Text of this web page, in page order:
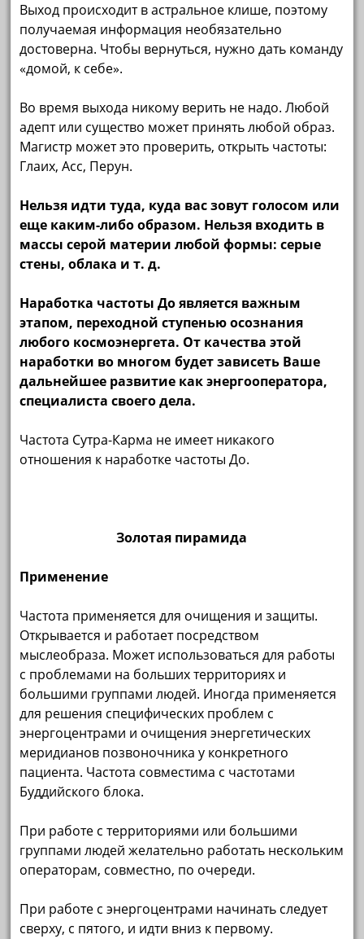
Выход происходит в астральное клише, поэтому
получаемая информация необязательно
достоверна. Чтобы вернуться, нужно дать команду
«домой, к себе».
Во время выхода никому верить не надо. Любой
адепт или существо может принять любой образ.
Магистр может это проверить, открыть частоты:
Глаих, Асс, Перун.
Нельзя идти туда, куда вас зовут голосом или
еще каким-либо образом. Нельзя входить в
массы серой материи любой формы: серые
стены, облака и т. д.
Наработка частоты До является важным
этапом, переходной ступенью осознания
любого космоэнергета. От качества этой
наработки во многом будет зависеть Ваше
дальнейшее развитие как энергооператора,
специалиста своего дела.
Частота Сутра-Карма не имеет никакого
отношения к наработке частоты До.
Золотая пирамида
Применение
Частота применяется для очищения и защиты.
Открывается и работает посредством
мыслеобраза. Может использоваться для работы
с проблемами на больших территориях и
большими группами людей. Иногда применяется
для решения специфических проблем с
энергоцентрами и очищения энергетических
меридианов позвоночника у конкретного
пациента. Частота совместима с частотами
Буддийского блока.
При работе с территориями или большими
группами людей желательно работать нескольким
операторам, совместно, по очереди.
При работе с энергоцентрами начинать следует
сверху, с пятого, и идти вниз к первому.